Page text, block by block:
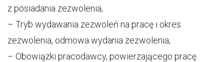
z posiadania zezwolenia,
– Tryb wydawania zezwoleń na pracę i okres
zezwolenia, odmowa wydania zezwolenia,
– Obowiązki pracodawcy, powierzającego pracę